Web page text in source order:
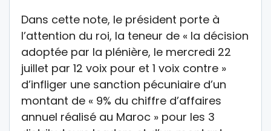
Dans cette note, le président porte à
l’attention du roi, la teneur de « la décision
adoptée par la plénière, le mercredi 22
juillet par 12 voix pour et 1 voix contre »
d’infliger une sanction pécuniaire d’un
montant de « 9% du chiffre d’affaires
annuel réalisé au Maroc » pour les 3